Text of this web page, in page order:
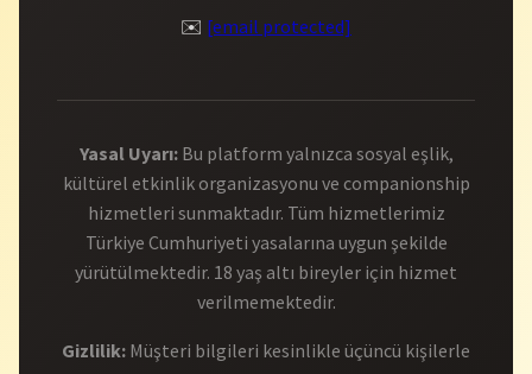
✉️ [email protected]
Yasal Uyarı:Bu platform yalnızca sosyal eşlik,
kültürel etkinlik organizasyonu ve companionship
hizmetleri sunmaktadır. Tüm hizmetlerimiz
Türkiye Cumhuriyeti yasalarına uygun şekilde
yürütülmektedir. 18 yaş altı bireyler için hizmet
verilmemektedir.
Gizlilik: Müşteri bilgileri kesinlikle üçüncü kişilerle